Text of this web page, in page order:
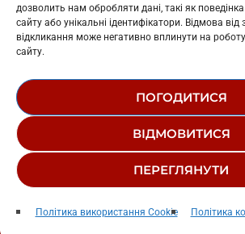
дозволить нам обробляти дані, такі як
сайту або унікальні ідентифікатори. Відмова від
відкликання може негативно вплинути на
сайту.
ПОГОДИТИСЯ
ВІДМОВИТИСЯ
ПЕРЕГЛЯНУТИ
Політика використання Cookie Політика
play_arrow Хіт на обрії в пятницю
© 1995-2026 РК «ЗАХІДНИЙ ПОЛЮС»
РЕДАКЦІЙНИЙ СТАТУТ
СТРУКТУРА ВЛАСНОСТІ